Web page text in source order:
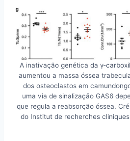
A inativação genética da γ-
aumentou a massa óssea
dos osteoclastos em
uma via de sinalização GAS6
que regula a reabsorção óssea.
do Institut de recherches